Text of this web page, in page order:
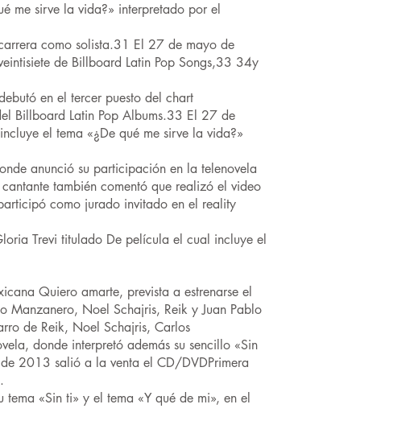
me sirve la vida?» interpretado por el
como solista.31 El 27 de mayo de
de Billboard Latin Pop Songs,33 34y
en el tercer puesto del chart
Billboard Latin Pop Albums.33 El 27 de
el tema «¿De qué me sirve la vida?»
anunció su participación en la telenovela
también comentó que realizó el video
como jurado invitado en el reality
Trevi titulado De película el cual incluye el
Quiero amarte, prevista a estrenarse el
Noel Schajris, Reik y Juan Pablo
de Reik, Noel Schajris, Carlos
donde interpretó además su sencillo «Sin
2013 salió a la venta el CD/DVDPrimera
«Sin ti» y el tema «Y qué de mi», en el